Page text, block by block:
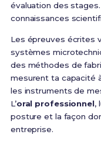
évaluation des
connaissances
Les épreuves écrites
systèmes
des méthodes de
mesurent ta capacité
les instruments de
L’oral professionnel,
posture et la façon
entreprise.